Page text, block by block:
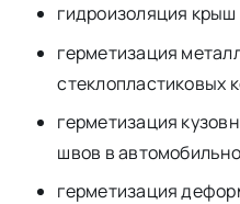
гидроизоляция
герметизация
стеклопластиковых
герметизация
швов в
герметизация